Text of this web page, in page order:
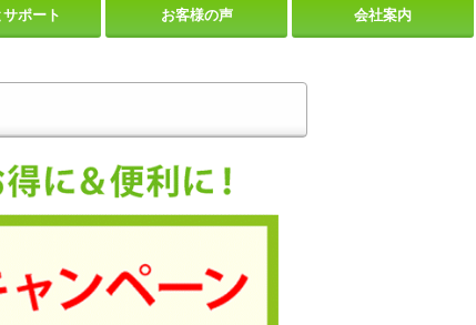
サポート お客様の声 会社案内